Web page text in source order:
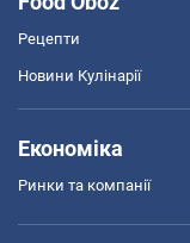
Рецепти
Новини Кулінарії
Економіка
Ринки та компанії